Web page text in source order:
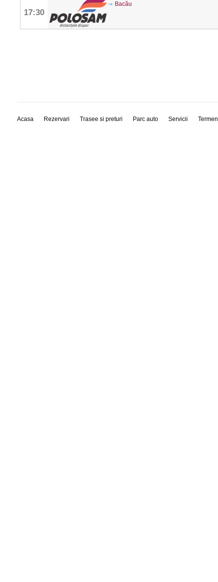
17:30
Bacău
Acasa Rezervari Trasee si preturi Parc auto Servicii